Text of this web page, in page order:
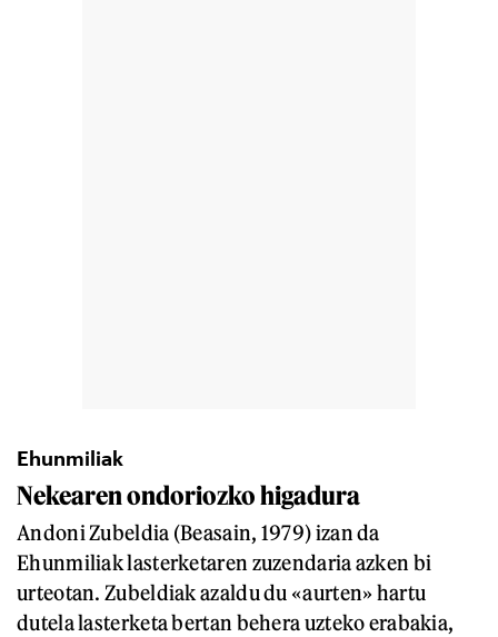
Ehunmiliak
Nekearen ondoriozkohigadura
Andoni Zubeldia (Beasain, 1979) izan da
Ehunmiliak lasterketaren zuzendaria azken bi
urteotan. Zubeldiak azaldu du «aurten» hartu
dutela lasterketa bertan behera uzteko erabakia,